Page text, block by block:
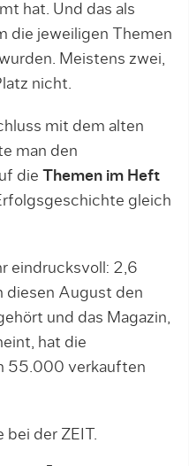
hat. Und das als
die jeweiligen Themen
Meistens zwei,
nicht.
mit dem alten
man den
die Themen im Heft
gleich
eindrucksvoll: 2,6
diesen August den
und das Magazin,
hat die
55.000 verkauften
bei der ZEIT.